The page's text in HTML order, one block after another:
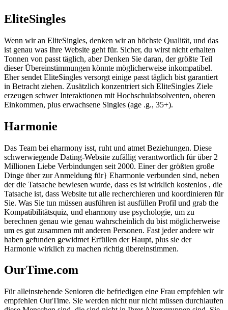
EliteSingles
Wenn wir an EliteSingles, denken wir an höchste Qualität, und das
ist genau was Ihre Website geht für. Sicher, du wirst nicht erhalten
Tonnen von passt täglich, aber Denken Sie daran, der größte Teil
dieser Übereinstimmungen könnte möglicherweise inkompatibel.
Eher sendet EliteSingles versorgt einige passt täglich bist garantiert
in Betracht ziehen. Zusätzlich konzentriert sich EliteSingles Ziele
erzeugen schwer Interaktionen mit Hochschulabsolventen, oberen
Einkommen, plus erwachsene Singles (age .g., 35+).
Harmonie
Das Team bei eharmony isst, ruht und atmet Beziehungen. Diese
schwerwiegende Dating-Website zufällig verantwortlich für über 2
Millionen Liebe Verbindungen seit 2000. Einer der größten große
Dinge über zur Anmeldung für} Eharmonie verbunden sind, neben
der die Tatsache bewiesen wurde, dass es ist wirklich kostenlos , die
Tatsache ist, dass Website tut alle recherchieren und koordinieren für
Sie. Was Sie tun müssen ausführen ist ausfüllen Profil und grab the
Kompatibilitätsquiz, und eharmony use psychologie, um zu
berechnen genau wie genau wahrscheinlich du bist möglicherweise
um es gut zusammen mit anderen Personen. Fast jeder andere wir
haben gefunden gewidmet Erfüllen der Haupt, plus sie der
Harmonie wirklich zu machen richtig übereinstimmen.
OurTime.com
Für alleinstehende Senioren die befriedigen eine Frau empfehlen wir
empfehlen OurTime. Sie werden nicht nur nicht müssen durchlaufen